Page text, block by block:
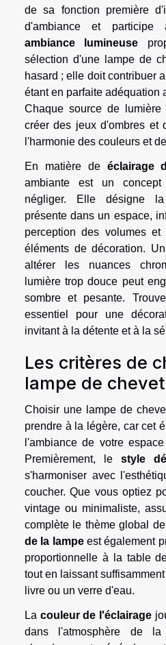
de sa fonction première
d'ambiance et participe
ambiance lumineuse
sélection d'une lampe de
hasard ; elle doit contribuer
étant en parfaite adéquation
Chaque source de lumière
créer des jeux d'ombres et
l'harmonie des couleurs et
En matière de éclairage
ambiante est un
négliger. Elle désigne
présente dans un espace,
perception des volumes
éléments de décoration.
altérer les nuances
lumière trop douce peut
sombre et pesante.
essentiel pour une
invitant à la détente et à la
Les critères de
lampe de chevet
Choisir une lampe de
prendre à la légère, car cet
l'ambiance de votre
Premièrement, le style
s'harmoniser avec
coucher. Que vous optiez
vintage ou minimaliste,
complète le thème global
de la lampeest également
proportionnelle à la table
tout en laissant
livre ou un verre d'eau.
La couleur de l'éclairage
dans l'atmosphère de